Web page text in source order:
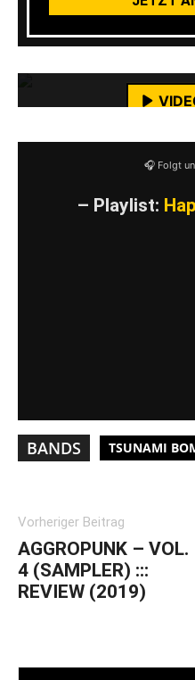
YouTube-
🎧 Folgt
– Playlist:
BANDS TSUNAMI
Vorheriger Beitrag
AGGROPUNK – VOL.
4 (SAMPLER) :::
REVIEW (2019)